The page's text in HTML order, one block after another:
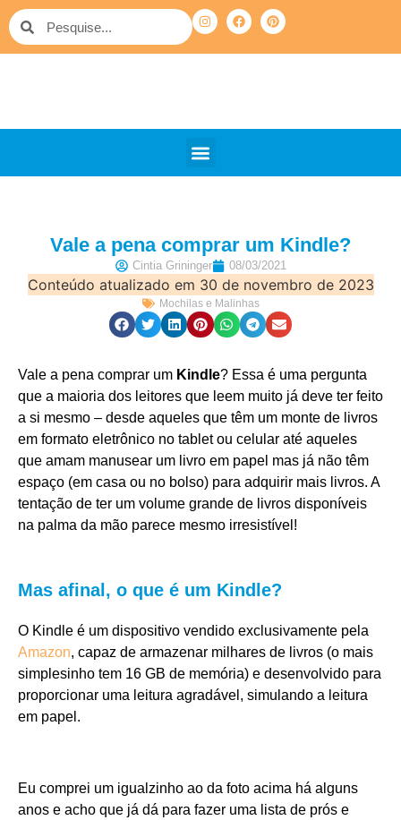
Vale a pena comprar um Kindle?
Cintia Grininger 08/03/2021
Conteúdo atualizado em 30 de novembro de 2023
Mochilas e Malinhas
Vale a pena comprar um Kindle? Essa é uma pergunta
que a maioria dos leitores que leem muito já deve ter feito
a si mesmo – desde aqueles que têm um monte de livros
em formato eletrônico no tablet ou celular até aqueles
que amam manusear um livro em papel mas já não têm
espaço (em casa ou no bolso) para adquirir mais livros. A
tentação de ter um volume grande de livros disponíveis
na palma da mão parece mesmo irresistível!
Mas afinal, o que é um Kindle?
O Kindle é um dispositivo vendido exclusivamente pela
Amazon, capaz de armazenar milhares de livros (o mais
simplesinho tem 16 GB de memória) e desenvolvido para
proporcionar uma leitura agradável, simulando a leitura
em papel.
Eu comprei um igualzinho ao da foto acima há alguns
anos e acho que já dá para fazer uma lista de prós e